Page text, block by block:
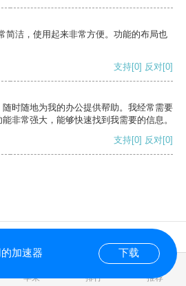
简洁，使用起来非常方便。功能的布局也
支持[0] 反对[0]
时随地为我的办公提供帮助。我经常需要
非常强大，能够快速找到我需要的信息。
支持[0] 反对[0]
苹果 排行 推荐
加速器 下载
0.017309s